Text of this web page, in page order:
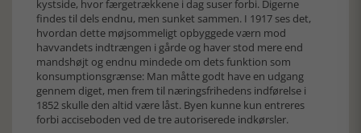
kystside, hvor færgetrækkene i dag suser forbi. Digerne
findes til dels endnu, men sunket sammen. I 1917 ses det,
hvordan dette møjsommeligt opbyggede værn mod
havvandets indtrængen i gårde og haver stod mere end
mandshøjt og endnu mindede om dets funktion som
konsumptionsgrænse: Man måtte godt have en udgang
gennem diget, men frem til næringsfrihedens indførelse i
1852 skulle den altid være låst. Byen kunne kun entreres
forbi acciseboden ved de tre autoriserede indkørsler.